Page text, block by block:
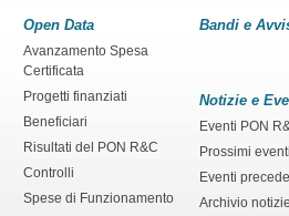
Open Data
Avanzamento Spesa
Certificata
Progetti finanziati
Beneficiari
Risultati del PON R&C
Controlli
Spese di Funzionamento
Bandi e
Notizie e
Eventi PON
Prossimi eventi
Eventi
Archivio notizie